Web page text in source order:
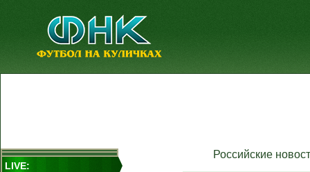
LIVE:
Российские